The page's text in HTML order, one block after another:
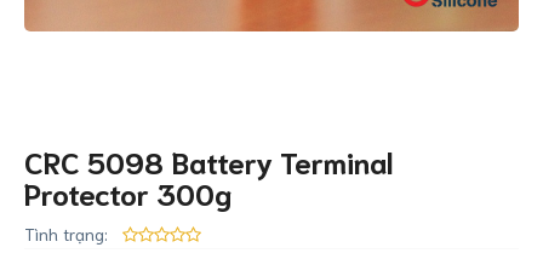
CRC 5098 Battery Terminal
Protector 300g
Tình trạng: